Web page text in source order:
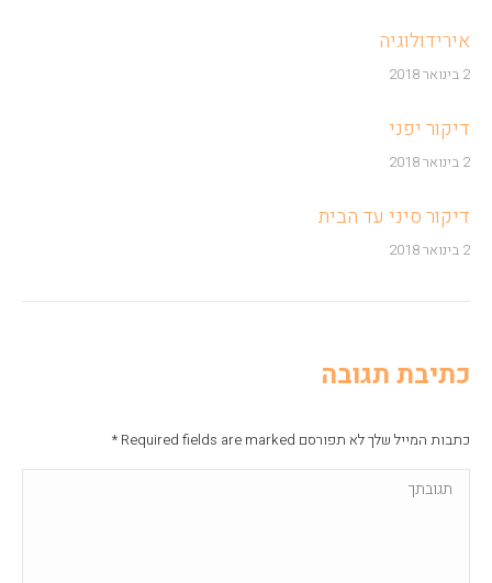
אירידולוגיה
2 בינואר 2018
דיקור יפני
2 בינואר 2018
דיקור סיני עד הבית
2 בינואר 2018
כתיבת תגובה
כתבות המייל שלך לא תפורסם Required fields are marked *
תגובתך